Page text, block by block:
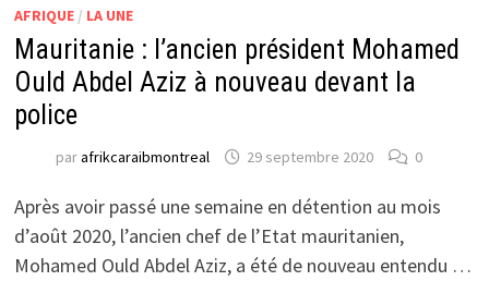
AFRIQUE/ LA UNE
Mauritanie : l’ancien président Mohamed
Ould Abdel Aziz à nouveau devant la
police
parafrikcaraibmontreal 29 septembre 2020 0
Après avoir passé une semaine en détention au mois
d’août 2020, l’ancien chef de l’Etat mauritanien,
Mohamed Ould Abdel Aziz, a été de nouveau entendu …